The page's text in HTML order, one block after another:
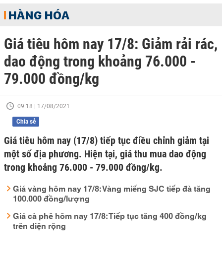
HÀNG HÓA
Giá tiêu hôm nay 17/8: Giảm rải rác,
dao động trong khoảng 76.000 -
79.000 đồng/kg
09:18 | 17/08/2021
Chia sẻ
Giá tiêu hôm nay (17/8) tiếp tục điều chỉnh giảm tại
một số địa phương. Hiện tại, giá thu mua dao động
trong khoảng 76.000 - 79.000 đồng/kg.
Giá vàng hôm nay 17/8: Vàng miếng SJC tiếp đà tăng
100.000 đồng/lượng
Giá cà phê hôm nay 17/8: Tiếp tục tăng 400 đồng/kg
trên diện rộng